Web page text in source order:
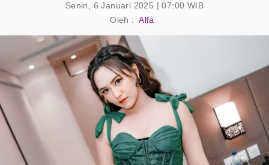
Senin, 6 Januari 2025 | 07:00 WIB
Oleh : Alfa